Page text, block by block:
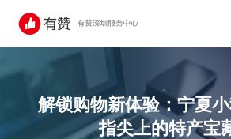
解锁购物新体验：宁夏小
指尖上的特产宝